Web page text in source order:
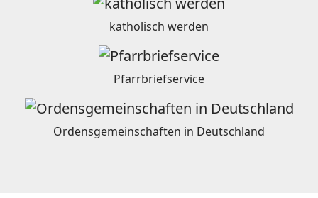
katholisch werden
Pfarrbriefservice
Ordensgemeinschaften in Deutschland